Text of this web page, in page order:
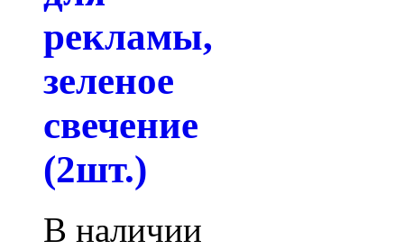
рекламы,
зеленое
свечение
(2шт.)
В наличии